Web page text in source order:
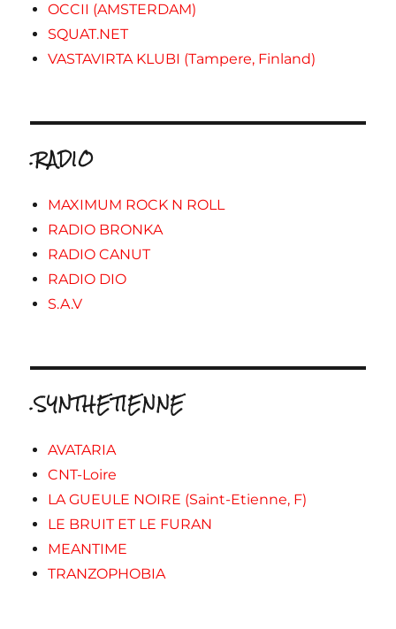
OCCII (AMSTERDAM)
SQUAT.NET
VASTAVIRTA KLUBI (Tampere, Finland)
.RADIO
MAXIMUM ROCK N ROLL
RADIO BRONKA
RADIO CANUT
RADIO DIO
S.A.V
.SYNTHETIENNE
AVATARIA
CNT-Loire
LA GUEULE NOIRE (Saint-Etienne, F)
LE BRUIT ET LE FURAN
MEANTIME
TRANZOPHOBIA